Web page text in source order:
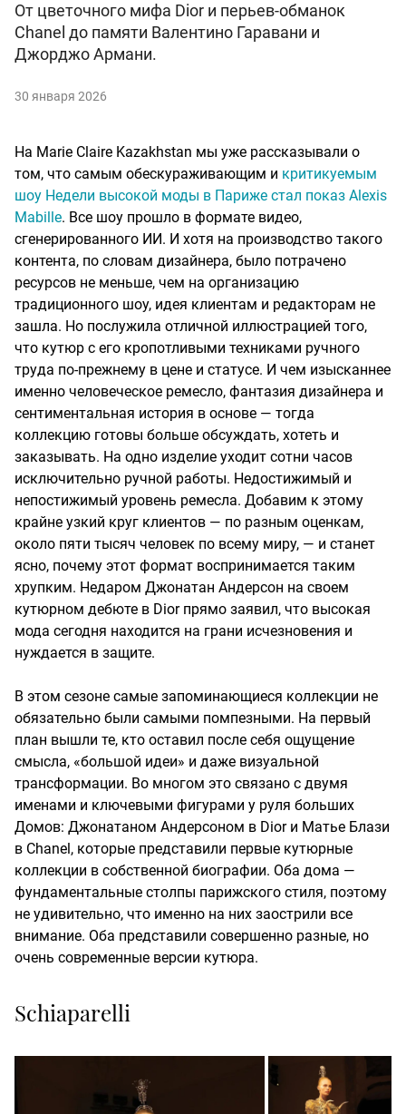
От цветочного мифа Dior и перьев-обманок
Chanel до памяти Валентино Гаравани и
Джорджо Армани.
30 января 2026
На Marie Claire Kazakhstan мы уже рассказывали о
том, что самым обескураживающим и критикуемым
шоу Недели высокой моды в Париже стал показ Alexis
Mabille. Все шоу прошло в формате видео,
сгенерированного ИИ. И хотя на производство такого
контента, по словам дизайнера, было потрачено
ресурсов не меньше, чем на организацию
традиционного шоу, идея клиентам и редакторам не
зашла. Но послужила отличной иллюстрацией того,
что кутюр с его кропотливыми техниками ручного
труда по-прежнему в цене и статусе. И чем изысканнее
именно человеческое ремесло, фантазия дизайнера и
сентиментальная история в основе — тогда
коллекцию готовы больше обсуждать, хотеть и
заказывать. На одно изделие уходит сотни часов
исключительно ручной работы. Недостижимый и
непостижимый уровень ремесла. Добавим к этому
крайне узкий круг клиентов — по разным оценкам,
около пяти тысяч человек по всему миру, — и станет
ясно, почему этот формат воспринимается таким
хрупким. Недаром Джонатан Андерсон на своем
кутюрном дебюте в Dior прямо заявил, что высокая
мода сегодня находится на грани исчезновения и
нуждается в защите.
В этом сезоне самые запоминающиеся коллекции не
обязательно были самыми помпезными. На первый
план вышли те, кто оставил после себя ощущение
смысла, «большой идеи» и даже визуальной
трансформации. Во многом это связано с двумя
именами и ключевыми фигурами у руля больших
Домов: Джонатаном Андерсоном в Dior и Матье Блази
в Chanel, которые представили первые кутюрные
коллекции в собственной биографии. Оба дома —
фундаментальные столпы парижского стиля, поэтому
не удивительно, что именно на них заострили все
внимание. Оба представили совершенно разные, но
очень современные версии кутюра.
Schiaparelli